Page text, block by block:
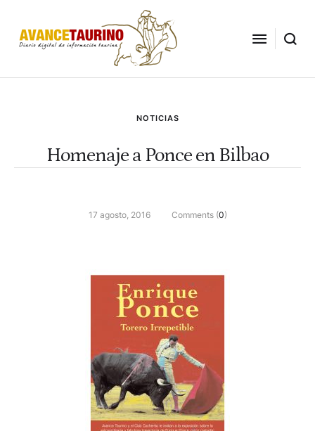
NOTICIAS
Homenaje a Ponce en Bilbao
17 agosto, 2016 Comments (0)